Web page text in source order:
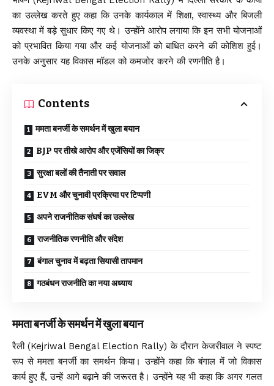
का उल्लेख करते हुए कहा कि उनके कार्यकाल में शिक्षा, स्वास्थ्य और बिजली
व्यवस्था में बड़े सुधार किए गए थे। उन्होंने आरोप लगाया कि इन सभी योजनाओं
को प्रभावित किया गया और कई योजनाओं को बाधित करने की कोशिश हुई।
उनके अनुसार यह विकास मॉडल को कमजोर करने की रणनीति है।
Contents
ममता बनर्जी के समर्थन में खुला बयान
BJP पर तीखे आरोप और एजेंसियों का जिक्र
सुरक्षा बलों की तैनाती पर सवाल
EVM और चुनावी प्रक्रिया पर टिप्पणी
अपने राजनीतिक संघर्ष का उल्लेख
राजनीतिक रणनीति और संदेश
बंगाल चुनाव में बढ़ता सियासी तापमान
गठबंधन राजनीति का नया अध्याय
ममता बनर्जी के समर्थन में खुला बयान
रैली (Kejriwal Bengal Election Rally) के दौरान केजरीवाल ने स्पष्ट
रूप से ममता बनर्जी का समर्थन किया। उन्होंने कहा कि बंगाल में जो विकास
कार्य हुए हैं, उन्हें आगे बढ़ाने की जरूरत है। उन्होंने यह भी कहा कि अगर गलत